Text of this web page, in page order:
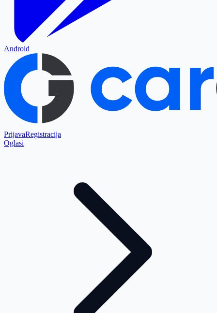
Android
PrijavaRegistracija
Oglasi